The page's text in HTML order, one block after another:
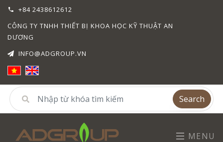
+84 2438612612
CÔNG TY TNHH THIẾT BỊ KHOA HỌC KỸ THUẬT AN
DƯƠNG
INFO@ADGROUP.VN
Search
MENU